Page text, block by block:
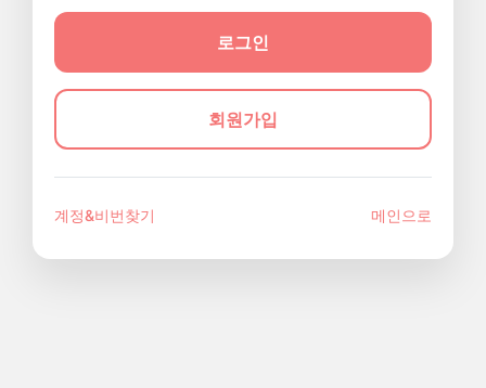
회원가입
계정&비번찾기 메인으로